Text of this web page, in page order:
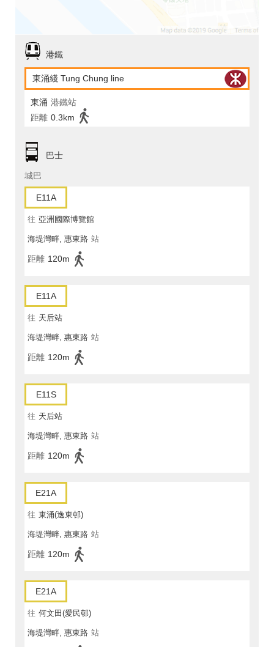
港鐵
東涌綫 Tung Chung line
東涌 港鐵站
距離 0.3km
巴士
城巴
E11A
往 亞洲國際博覽館
海堤灣畔, 惠東路 站
距離 120m
E11A
往 天后站
海堤灣畔, 惠東路 站
距離 120m
E11S
往 天后站
海堤灣畔, 惠東路 站
距離 120m
E21A
往 東涌(逸東邨)
海堤灣畔, 惠東路 站
距離 120m
E21A
往 何文田(愛民邨)
海堤灣畔, 惠東路 站